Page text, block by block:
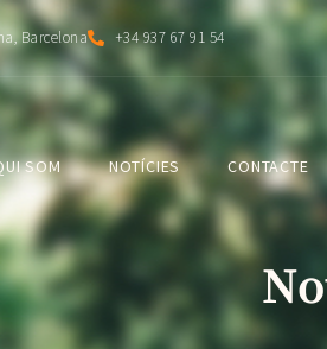
Barcelona +34 937 67 91 54
SOM NOTÍCIES CONTACTE